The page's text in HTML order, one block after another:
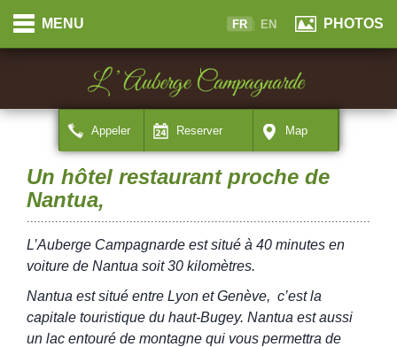
MENU FR | EN PHOTOS
Appeler Reserver Map
Un hôtel restaurant proche de
Nantua,
L’Auberge Campagnarde est situé à 40 minutes en
voiture de Nantua soit 30 kilomètres.
Nantua est situé entre Lyon et Genève, c’est la
capitale touristique du haut-Bugey. Nantua est aussi
un lac entouré de montagne qui vous permettra de